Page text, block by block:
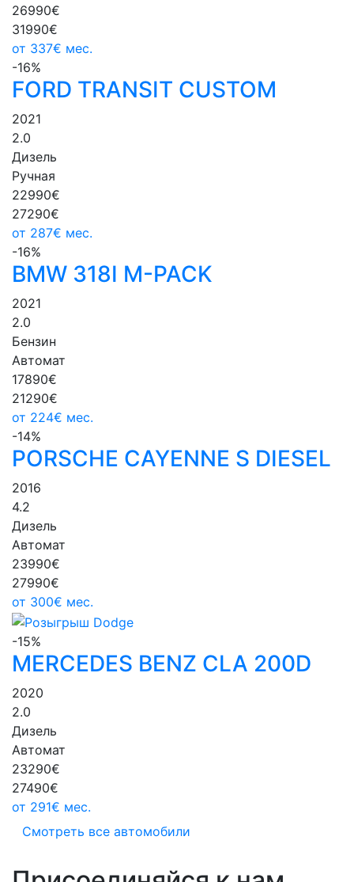
26990€
31990€
от 337€ мес.
-16%
FORD TRANSIT CUSTOM
2021
2.0
Дизель
Ручная
22990€
27290€
от 287€ мес.
-16%
BMW 318I M-PACK
2021
2.0
Бензин
Автомат
17890€
21290€
от 224€ мес.
-14%
PORSCHE CAYENNE S DIESEL
2016
4.2
Дизель
Автомат
23990€
27990€
от 300€ мес.
-15%
MERCEDES BENZ CLA 200D
2020
2.0
Дизель
Автомат
23290€
27490€
от 291€ мес.
Смотреть все автомобили